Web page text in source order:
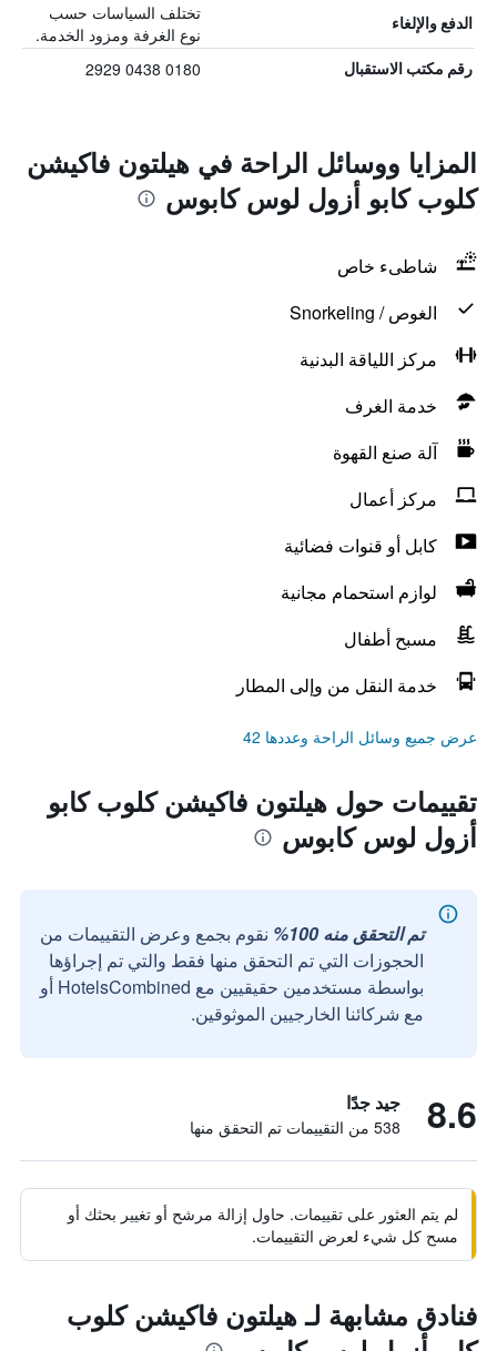
الدفع والإلغاء
تختلف السياسات حسب
نوع الغرفة ومزود الخدمة.
رقم مكتب الاستقبال 0180 0438 2929
المزايا ووسائل الراحة في هيلتون فاكيشن
كلوب كابو أزول لوس كابوس
شاطىء خاص
الغوص / Snorkeling
مركز اللياقة البدنية
خدمة الغرف
آلة صنع القهوة
مركز أعمال
كابل أو قنوات فضائية
لوازم استحمام مجانية
مسبح أطفال
خدمة النقل من وإلى المطار
عرض جميع وسائل الراحة وعددها 42
تقييمات حول هيلتون فاكيشن كلوب كابو
أزول لوس كابوس
تم التحقق منه 100%
نقوم بجمع وعرض التقييمات من
الحجوزات التي تم التحقق منها فقط والتي تم إجراؤها
بواسطة مستخدمين حقيقيين مع HotelsCombined أو
مع شركائنا الخارجيين الموثوقين.
8.6 جيد جدًا
538 من التقييمات تم التحقق منها
لم يتم العثور على تقييمات. حاول إزالة مرشح أو تغيير بحثك أو
مسح كل شيء لعرض التقييمات.
فنادق مشابهة لـ هيلتون فاكيشن كلوب